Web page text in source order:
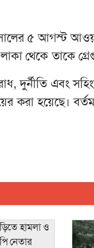
৫ আগস্ট
থেকে তাকে
দুর্নীতি এবং
করা হয়েছে।